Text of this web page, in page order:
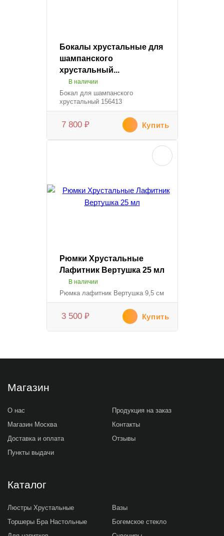
Бокалы хрустальные для
шампанского
хрустальный...
В наличии
Бокал для шампанского
хрустальный 156413
7 800 ₽ Купить
Рюмки Хрустальные
Лафитник Вертушка 25 мл
В наличии
Рюмка лафитник Вертушка 9,5 см
3 500 ₽ Купить
Магазин
О нас
Магазин Москва
Доставка и оплата
Пункты выдачи
Продукция на заказ
Контакты
Отзывы
Каталог
Люстры Хрустальные
Торшеры Бра Настольные
Вазы
Богемское стекло